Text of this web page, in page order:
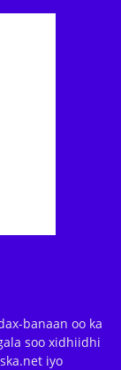
banaan oo ka
soo xidhiidhi
iyo